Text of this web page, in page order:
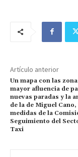
Artículo anterior
Un mapa con las
mayor afluencia de
nuevas paradas y la
de la de Miguel
medidas de la
Seguimiento del
Taxi